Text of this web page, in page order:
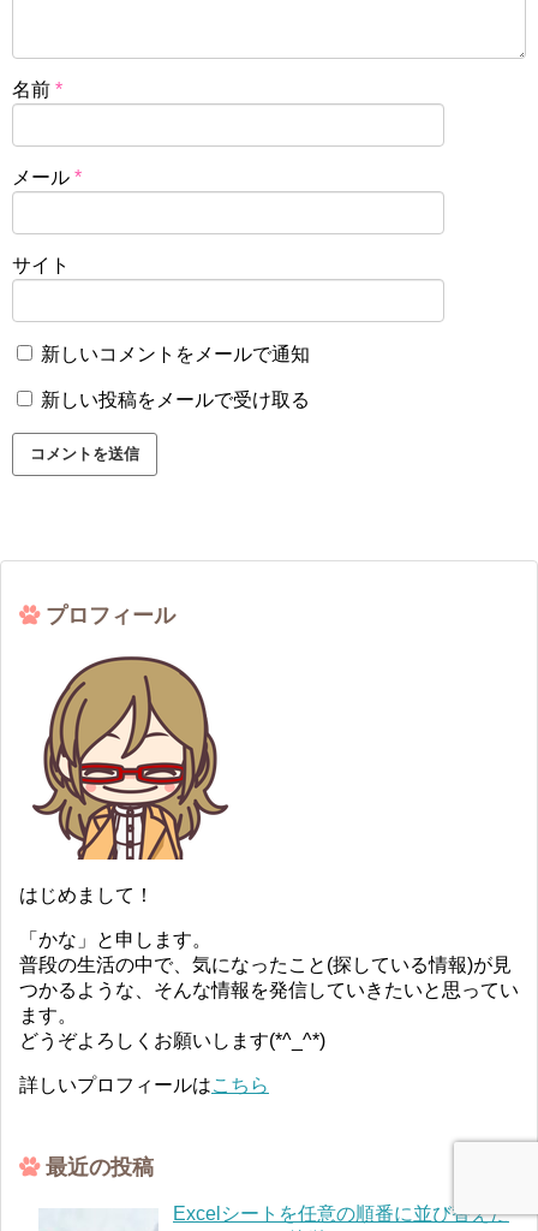
名前 *
メール *
サイト
新しいコメントをメールで通知
新しい投稿をメールで受け取る
プロフィール
はじめまして！
「かな」と申します。
普段の生活の中で、気になったこと(探している情報)が見
つかるような、そんな情報を発信していきたいと思ってい
ます。
どうぞよろしくお願いします(*^_^*)
詳しいプロフィールはこちら
最近の投稿
Excelシートを任意の順番に並び替えた